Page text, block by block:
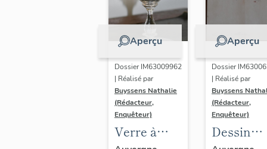
Aperçu
Dossier IM63009962
| Réalisé par
Buyssens Nathalie
(Rédacteur,
Enquêteur)
Verre à
Aperçu
Dossier
| Réalisé par
Buyssens
(Rédacteur,
Enquêteur)
Dessin